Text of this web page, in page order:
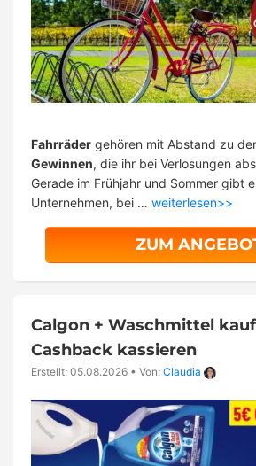
Fahrräder gehören mit Abstand zu
Gewinnen, die ihr bei Verlosungen
Gerade im Frühjahr und Sommer gibt
Unternehmen, bei … weiterlesen>>
ZUM
Calgon + Waschmittel
Cashback kassieren
Erstellt: 05.08.2026 • Von: Claudia